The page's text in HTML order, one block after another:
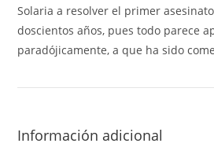
Solaria a resolver el primer
doscientos años, pues todo parece
paradójicamente, a que ha sido
Información adicional